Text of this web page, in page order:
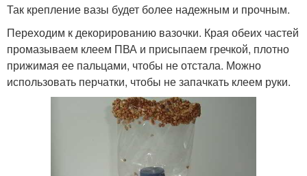
Так крепление вазы будет более надежным и прочным.
Переходим к декорированию вазочки. Края обеих частей
промазываем клеем ПВА и присыпаем гречкой, плотно
прижимая ее пальцами, чтобы не отстала. Можно
использовать перчатки, чтобы не запачкать клеем руки.